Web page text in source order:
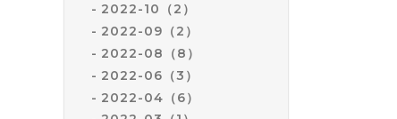
2022-10（2）
2022-09（2）
2022-08（8）
2022-06（3）
2022-04（6）